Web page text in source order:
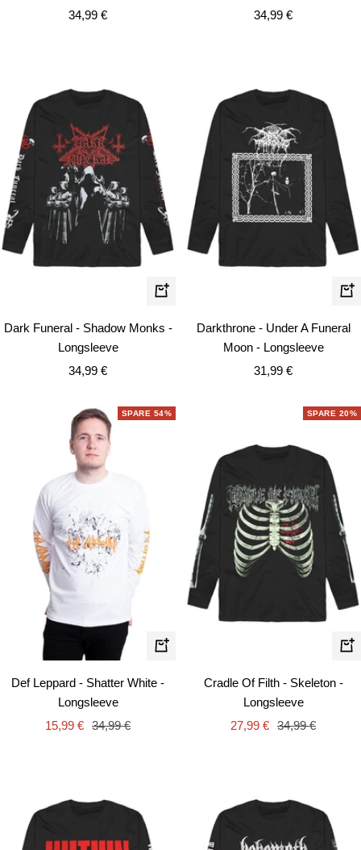
Angebotspreis
34,99 €
Angebotspreis
34,99 €
Schnellansicht
Dark Funeral - Shadow Monks -
Longsleeve
Angebotspreis
34,99 €
Darkthrone - Under A Funeral
Moon - Longsleeve
Angebotspreis
31,99 €
SPARE 54%
Schnellansicht
Def Leppard - Shatter White -
Longsleeve
Angebotspreis
15,99 € Regulärer
34,99 €
SPARE 20%
Cradle Of Filth - Skeleton -
Longsleeve
Angebotspreis
27,99 € Regulärer
34,99 €